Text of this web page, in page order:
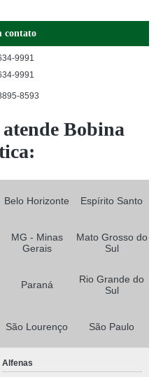
contato
9991
9991
8593
atende Bobina
Belo Horizonte Espírito Santo
MG - Minas
Gerais
Mato Grosso do
Sul
Paraná
Rio Grande do
Sul
São Lourenço São Paulo
Alfenas